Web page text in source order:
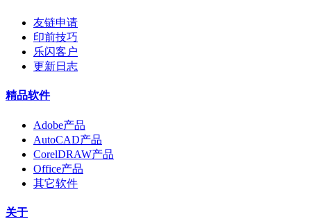
友链申请
印前技巧
乐闪客户
更新日志
精品软件
Adobe产品
AutoCAD产品
CorelDRAW产品
Office产品
其它软件
关于